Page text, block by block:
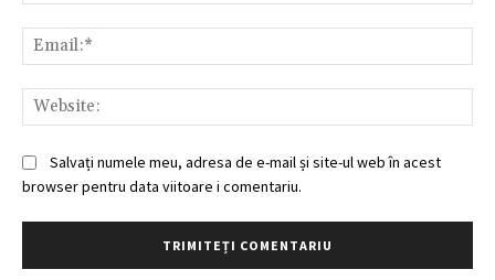
Salvați numele meu, adresa de e-mail și site-ul web în acest
browser pentru data viitoare i comentariu.